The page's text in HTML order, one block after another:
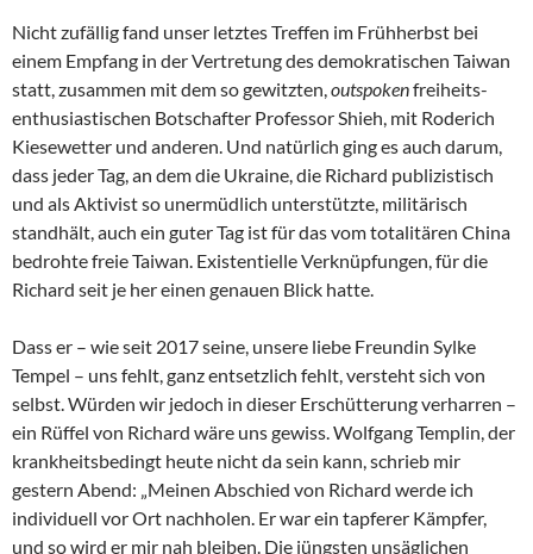
Nicht zufällig fand unser letztes Treffen im Frühherbst bei
einem Empfang in der Vertretung des demokratischen Taiwan
statt, zusammen mit dem so gewitzten,outspokenfreiheits-
enthusiastischen Botschafter Professor Shieh, mit Roderich
Kiesewetter und anderen. Und natürlich ging es auch darum,
dass jeder Tag, an dem die Ukraine, die Richard publizistisch
und als Aktivist so unermüdlich unterstützte, militärisch
standhält, auch ein guter Tag ist für das vom totalitären China
bedrohte freie Taiwan. Existentielle Verknüpfungen, für die
Richard seit je her einen genauen Blick hatte.
Dass er – wie seit 2017 seine, unsere liebe Freundin Sylke
Tempel – uns fehlt, ganz entsetzlich fehlt, versteht sich von
selbst. Würden wir jedoch in dieser Erschütterung verharren –
ein Rüffel von Richard wäre uns gewiss. Wolfgang Templin, der
krankheitsbedingt heute nicht da sein kann, schrieb mir
gestern Abend: „Meinen Abschied von Richard werde ich
individuell vor Ort nachholen. Er war ein tapferer Kämpfer,
und so wird er mir nah bleiben. Die jüngsten unsäglichen